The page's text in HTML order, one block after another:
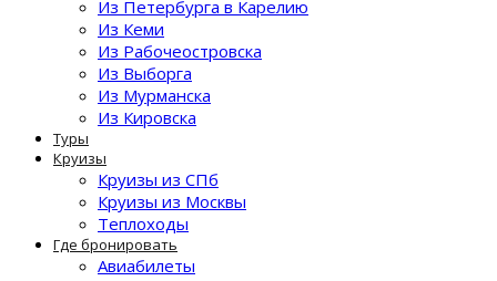
Из Петербурга в Карелию
Из Кеми
Из Рабочеостровска
Из Выборга
Из Мурманска
Из Кировска
Туры
Круизы
Круизы из СПб
Круизы из Москвы
Теплоходы
Где бронировать
Авиабилеты